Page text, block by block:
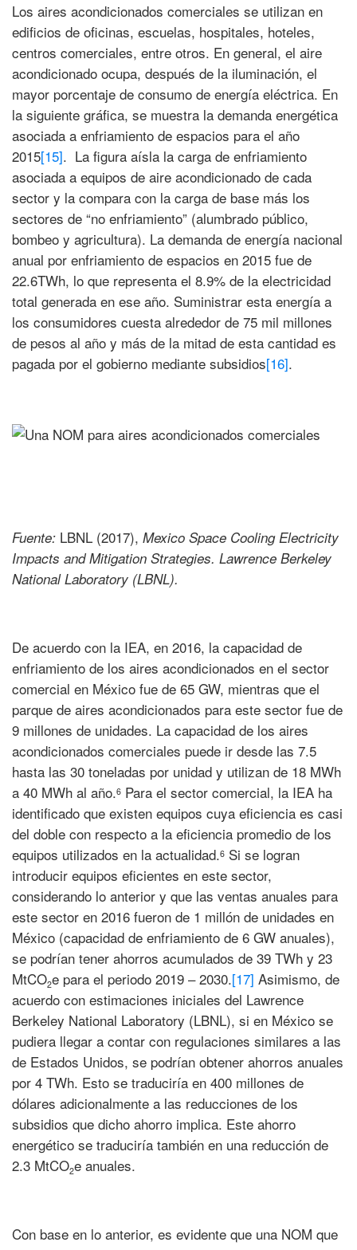
Los aires acondicionados comerciales se utilizan en
edificios de oficinas, escuelas, hospitales, hoteles,
centros comerciales, entre otros. En general, el aire
acondicionado ocupa, después de la iluminación, el
mayor porcentaje de consumo de energía eléctrica. En
la siguiente gráfica, se muestra la demanda energética
asociada a enfriamiento de espacios para el año
2015[15]. La figura aísla la carga de enfriamiento
asociada a equipos de aire acondicionado de cada
sector y la compara con la carga de base más los
sectores de “no enfriamiento” (alumbrado público,
bombeo y agricultura). La demanda de energía nacional
anual por enfriamiento de espacios en 2015 fue de
22.6TWh, lo que representa el 8.9% de la electricidad
total generada en ese año. Suministrar esta energía a
los consumidores cuesta alrededor de 75 mil millones
de pesos al año y más de la mitad de esta cantidad es
pagada por el gobierno mediante subsidios[16].
Fuente: LBNL (2017), Mexico Space Cooling Electricity
Impacts and Mitigation Strategies. Lawrence Berkeley
National Laboratory (LBNL).
De acuerdo con la IEA, en 2016, la capacidad de
enfriamiento de los aires acondicionados en el sector
comercial en México fue de 65 GW, mientras que el
parque de aires acondicionados para este sector fue de
9 millones de unidades. La capacidad de los aires
acondicionados comerciales puede ir desde las 7.5
hasta las 30 toneladas por unidad y utilizan de 18 MWh
a 40 MWh al año.6 Para el sector comercial, la IEA ha
identificado que existen equipos cuya eficiencia es casi
del doble con respecto a la eficiencia promedio de los
equipos utilizados en la actualidad.6 Si se logran
introducir equipos eficientes en este sector,
considerando lo anterior y que las ventas anuales para
este sector en 2016 fueron de 1 millón de unidades en
México (capacidad de enfriamiento de 6 GW anuales),
se podrían tener ahorros acumulados de 39 TWh y 23
MtCO2e para el periodo 2019 – 2030.[17] Asimismo, de
acuerdo con estimaciones iniciales del Lawrence
Berkeley National Laboratory (LBNL), si en México se
pudiera llegar a contar con regulaciones similares a las
de Estados Unidos, se podrían obtener ahorros anuales
por 4 TWh. Esto se traduciría en 400 millones de
dólares adicionalmente a las reducciones de los
subsidios que dicho ahorro implica. Este ahorro
energético se traduciría también en una reducción de
2.3 MtCO2e anuales.
Con base en lo anterior, es evidente que una NOM que